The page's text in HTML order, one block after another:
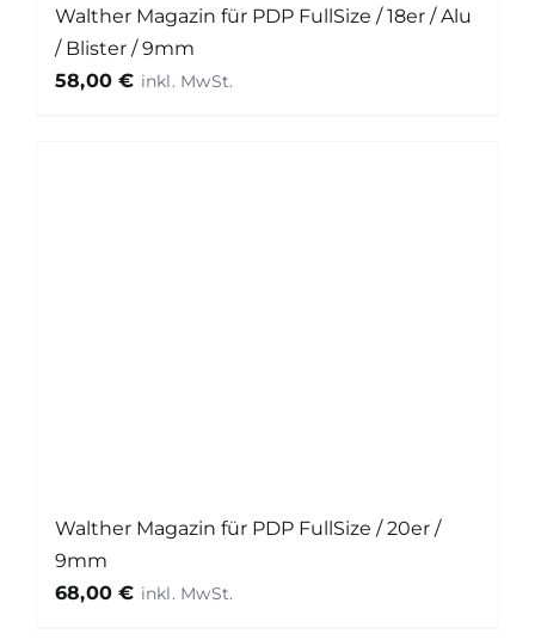
Walther Magazin für PDP FullSize / 18er / Alu
/ Blister / 9mm
58,00€
Walther Magazin für PDP FullSize / 20er /
9mm
68,00€